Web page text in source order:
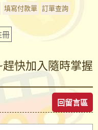
填寫付款單 訂單查詢
冊
快加入隨時掌握
最新商品資訊...
快加入隨時掌握
最新商品資訊...
回留言區